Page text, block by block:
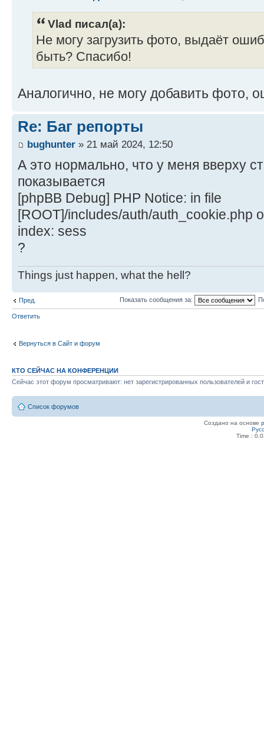
Vlad писал(а):
Не могу загрузить фото, выдаёт
быть? Спасибо!
Аналогично, не могу добавить фото,
Re: Баг репорты
bughunter » 21 май 2024, 12:50
А это нормально, что у меня вверху
показывается
[phpBB Debug] PHP Notice: in file
[ROOT]/includes/auth/auth_cookie.php
index: sess
?
Things just happen, what the hell?
Пред. Показать сообщения за:
Ответить
Вернуться в Сайт и форум
КТО СЕЙЧАС НА КОНФЕРЕНЦИИ
Сейчас этот форум просматривают: нет зарегистрированных пользователей и
Список форумов
Создано на основе
Time :